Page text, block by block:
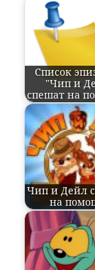
Список
"Чип и
спешат на
Чип и Дейл
на